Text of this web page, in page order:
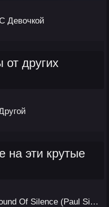
Девочкой
от других
на эти крутые
Disturbed - The Sound Of Silence (Paul Simon & Art Garfunkel cover)